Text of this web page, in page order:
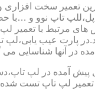
تعمیر سخت افزاری
تاپ نوو و
مرتبط با تعمیر
پارت عیب
در آنها شناسایی می
آمده در لپ
لپ تاپ تست شده و